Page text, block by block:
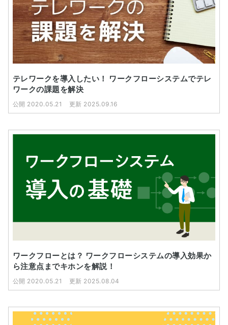
テレワークを導入したい！ ワークフローシステムでテレ
ワークの課題を解決
公開 2020.05.21 更新 2025.09.16
ワークフローとは？ ワークフローシステムの導入効果か
ら注意点までキホンを解説！
公開 2020.05.21 更新 2025.08.04